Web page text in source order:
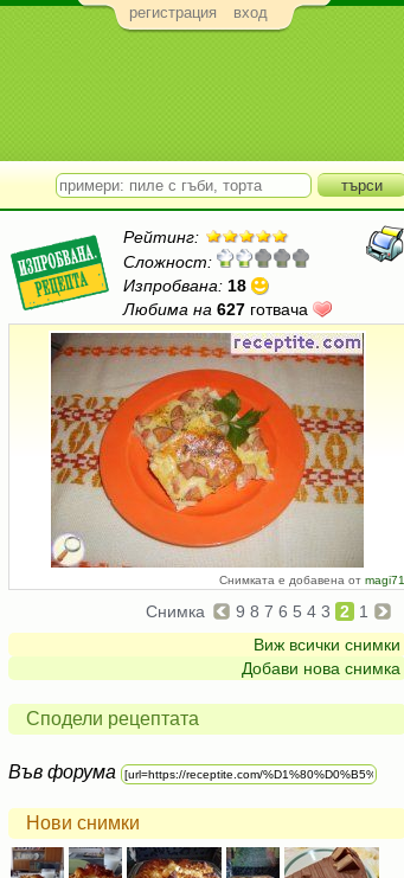
регистрация вход
Рейтинг:
Сложност:
Изпробвана: 18
Любима на 627 готвача
Снимката е добавена от magi71
Снимка 9 8 7 6 5 4 3 2
1
Виж всички снимки
Добави нова снимка
Сподели рецептата
Във форума
Нови снимки